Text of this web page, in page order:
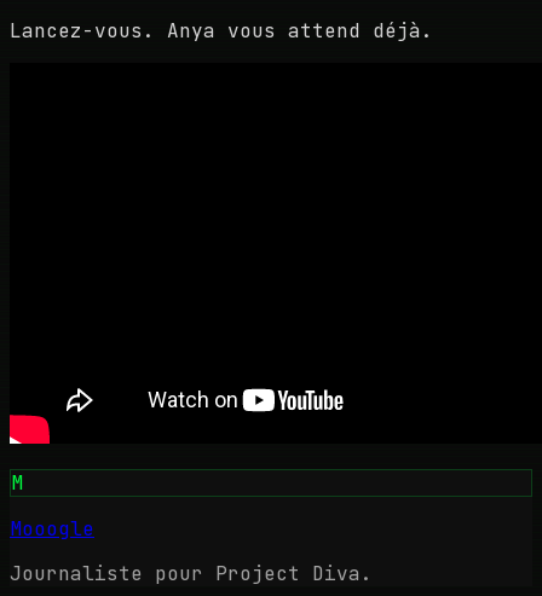
Lancez-vous. Anya vous attend déjà.
M
Mooogle
Journaliste pour Project Diva.